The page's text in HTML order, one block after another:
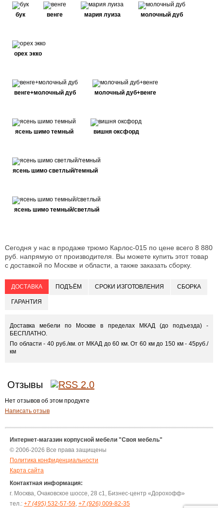
бук венге мария луиза молочный дуб
орех экко
венге+молочный дуб молочный дуб+венге
ясень шимо темный вишня оксфорд
ясень шимо светлый/темный
ясень шимо темный/светлый
Сегодня у нас в продаже трюмо Карлос-015 по цене всего 8 880
руб. напрямую от производителя. Вы можете купить этот товар
с доставкой по Москве и области, а также заказать сборку.
ДОСТАВКА ПОДЪЁМ СРОКИ ИЗГОТОВЛЕНИЯ СБОРКА
ГАРАНТИЯ
Доставка мебели по Москве в пределах МКАД (до подъезда) -
БЕСПЛАТНО.
По области - 40 руб./км. от МКАД до 60 км. От 60 км до 150 км - 45руб./
км
Отзывы
Нет отзывов об этом продукте
Написать отзыв
Интернет-магазин корпусной мебели "Своя мебель"
© 2006-2026 Все права защищены
Политика конфиденциальности
Карта сайта
Контактная информация:
г. Москва, Очаковское шоссе, 28 с1, Бизнес-центр «Дорохофф»
тел.: +7 (495) 532-57-59, +7 (926) 009-82-35